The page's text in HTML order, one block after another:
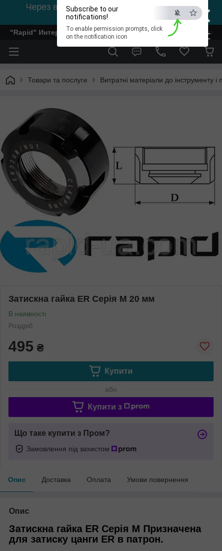
×
ESC
Subscribe to our
notifications!
To enable permission prompts, click
on the notification icon
Через відсутність світла, зв'язок на viber
0978002056
"Rapid" Интернет-магазин деревообрабатывающего
Товари та послуги Витратні матеріали до інструменту і
Затискна гайка ER Серія M 20 мм
В наявності
Роздріб
495 ₴
Купити
або
Купити з
Що таке купити з Пром?
Замовлення під захистом
Опис Доставка Оплата Умови повернення
Опис
Затискна гайка ER Серія M Призначена
для затиску цанги ER в патрон.